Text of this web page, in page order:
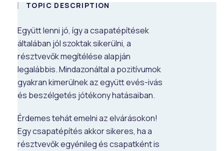
TOPIC DESCRIPTION
Együtt lenni jó, így a csapatépítések
általában jól szoktak sikerülni, a
résztvevők megítélése alapján
legalábbis. Mindazonáltal a pozitívumok
gyakran kimerülnek az együtt evés-ivás
és beszélgetés jótékony hatásaiban.
Érdemes tehát emelni az elvárásokon!
Egy csapatépítés akkor sikeres, ha a
résztvevők egyénileg és csapatként is